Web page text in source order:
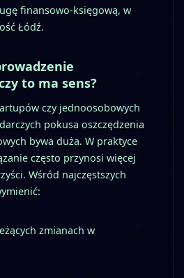
finansowo-księgową, w
Łódź.
to ma sens?
czy jednoosobowych
pokusa oszczędzenia
bywa duża. W praktyce
często przynosi więcej
Wśród najczęstszych
zmianach w